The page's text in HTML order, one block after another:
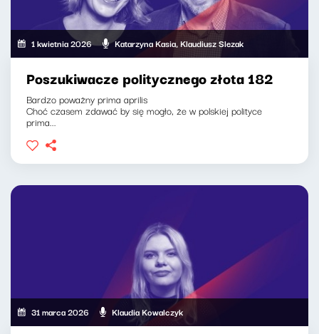
1 kwietnia 2026 Katarzyna Kasia, Klaudiusz Slezak
Poszukiwacze politycznego złota 182
Bardzo poważny prima aprilis
Choć czasem zdawać by się mogło, że w polskiej polityce
prima...
31 marca 2026 Klaudia Kowalczyk